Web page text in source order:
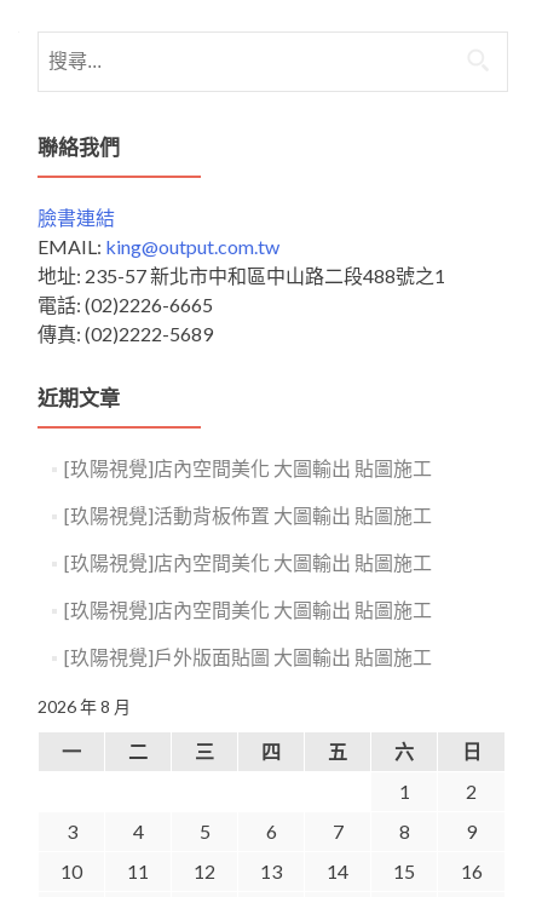
尋
鍵
字:
聯絡我們
臉書連結
EMAIL: king@output.com.tw
地址: 235-57 新北市中和區中山路二段488號之1
電話: (02)2226-6665
傳真: (02)2222-5689
近期文章
[玖陽視覺]店內空間美化 大圖輸出 貼圖施工
[玖陽視覺]活動背板佈置 大圖輸出 貼圖施工
[玖陽視覺]店內空間美化 大圖輸出 貼圖施工
[玖陽視覺]店內空間美化 大圖輸出 貼圖施工
[玖陽視覺]戶外版面貼圖 大圖輸出 貼圖施工
2026 年 8 月
一 二 三 四 五 六
日
1
2
3
4 5 6 7 8
9
10
11 12 13 14 15 16